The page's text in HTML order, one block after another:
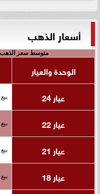
أسعار الذهب
متوسط سعر الذهب
الوحدة والعيار
عيار 24
بيع 3,629 شراء 3,686
عيار 22 بيع 3,326 شراء 3,379
عيار 21 بيع 3,175 شراء 3,225
عيار 18 بيع 2,721 شراء 2,764